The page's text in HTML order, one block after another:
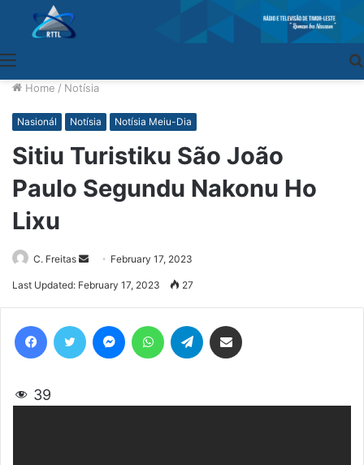
Home / Notísia
Nasionál Notísia Notísia Meiu-Dia
Sitiu Turistiku São João
Paulo Segundu Nakonu Ho
Lixu
C. Freitas
Send
an
February 17, 2023
Last Updated: February 17, 2023 27
39